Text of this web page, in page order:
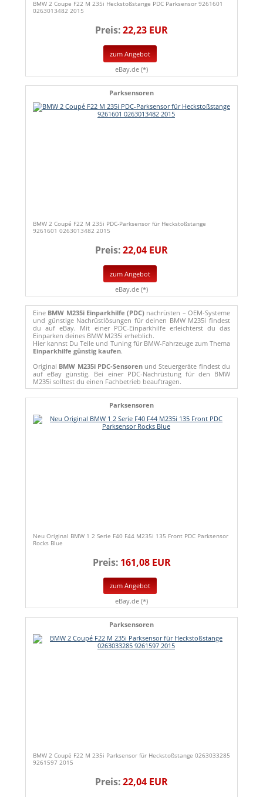
BMW 2 Coupe F22 M 235i Heckstoßstange PDC Parksensor 9261601
0263013482 2015
Preis:22,23 EUR
zum Angebot
eBay.de (*)
Parksensoren
BMW 2 Coupé F22 M 235i PDC-Parksensor für Heckstoßstange
9261601 0263013482 2015
Preis:22,04 EUR
zum Angebot
eBay.de (*)
Eine BMW M235i Einparkhilfe (PDC) nachrüsten – OEM-Systeme
und günstige Nachrüstlösungen für deinen BMW M235i findest
du auf eBay. Mit einer PDC-Einparkhilfe erleichterst du das
Einparken deines BMW M235i erheblich.
Hier kannst Du Teile und Tuning für BMW-Fahrzeuge zum Thema
Einparkhilfe günstig kaufen.
Original BMW M235i PDC-Sensorenund Steuergeräte findest du
auf eBay günstig. Bei einer PDC-Nachrüstung für den BMW
M235i solltest du einen Fachbetrieb beauftragen.
Parksensoren
Neu Original BMW 1 2 Serie F40 F44 M235i 135 Front PDC Parksensor
Rocks Blue
Preis: 161,08 EUR
zum Angebot
eBay.de (*)
Parksensoren
BMW 2 Coupé F22 M 235i Parksensor für Heckstoßstange 0263033285
9261597 2015
Preis:22,04 EUR